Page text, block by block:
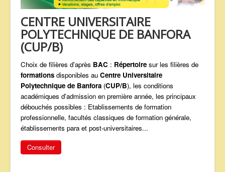
CONTACTS
TELECHARGEMENTS
ANNONCES
CENTRE UNIVERSITAIRE
POLYTECHNIQUE DE BANFORA
(CUP/B)
Choix de filières d'après BAC : Répertoire sur les filières de
formations disponibles au Centre Universitaire
Polytechnique de Banfora (CUP/B), les conditions
académiques d'admission en première année, les principaux
débouchés possibles : Etablissements de formation
professionnelle, facultés classiques de formation générale,
établissements para et post-universitaires...
Consulter